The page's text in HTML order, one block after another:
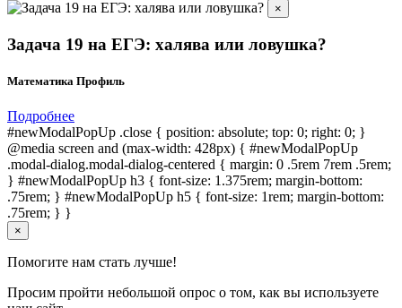
×
Задача 19 на ЕГЭ: халява или ловушка?
Математика Профиль
Подробнее
#newModalPopUp .close { position: absolute; top: 0; right: 0; }
@media screen and (max-width: 428px) { #newModalPopUp
.modal-dialog.modal-dialog-centered { margin: 0 .5rem 7rem .5rem;
} #newModalPopUp h3 { font-size: 1.375rem; margin-bottom:
.75rem; } #newModalPopUp h5 { font-size: 1rem; margin-bottom:
.75rem; } }
×
Помогите нам стать лучше!
Просим пройти небольшой опрос о том, как вы используете